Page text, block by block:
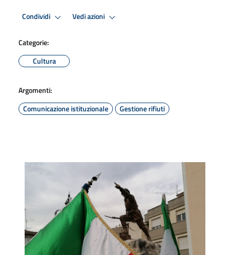
Condividi Vedi azioni
Categorie:
Cultura
Argomenti:
Comunicazione istituzionale
Gestione rifiuti